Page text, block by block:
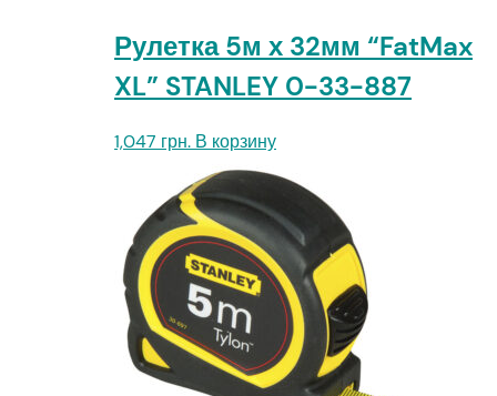
Рулетка 5м х 32мм “FatMax
XL” STANLEY 0-33-887
1,047 грн. В корзину